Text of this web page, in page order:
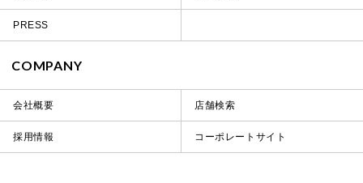
PRESS
COMPANY
会社概要 店舗検索
採用情報 コーポレートサイト